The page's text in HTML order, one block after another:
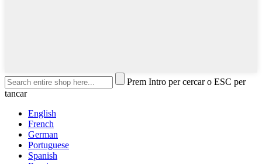
Prem Intro per cercar o ESC per
tancar
English
French
German
Portuguese
Spanish